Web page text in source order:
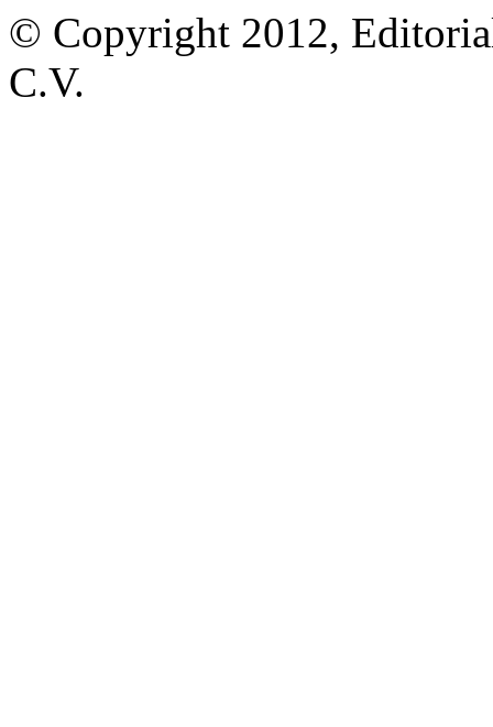
© Copyright 2012,
C.V.